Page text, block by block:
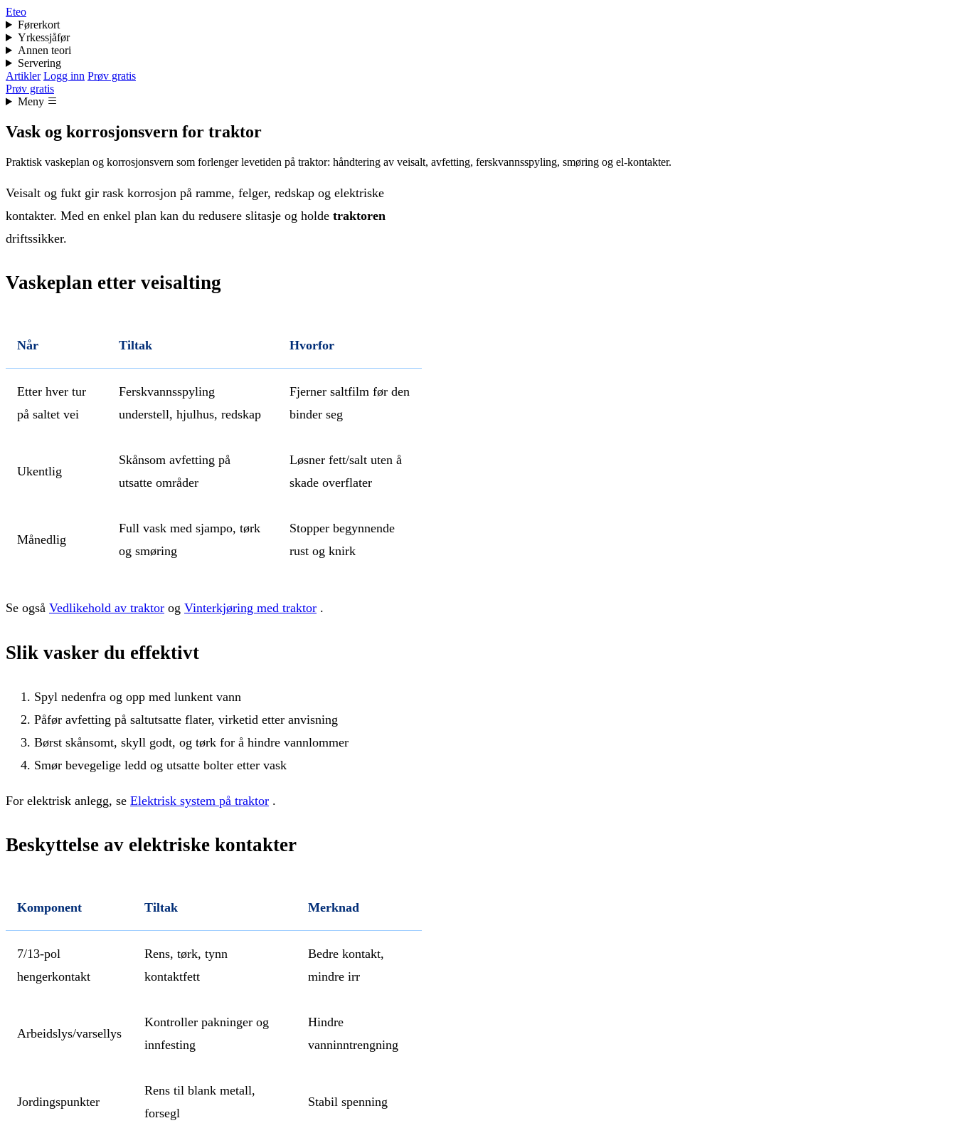
Eteo
Førerkort
Yrkessjåfør
Annen teori
Servering
Artikler Logg inn Prøv gratis
Prøv gratis
Meny
Vask og korrosjonsvern for traktor
Praktisk vaskeplan og korrosjonsvern som forlenger levetiden på traktor: håndtering av veisalt, avfetting, ferskvannsspyling, smøring og el‑kontakter.
Veisalt og fukt gir rask korrosjon på ramme, felger, redskap og elektriske
kontakter. Med en enkel plan kan du redusere slitasje og holde traktoren
driftssikker.
Vaskeplan etter veisalting
Når Tiltak Hvorfor
Etter hver tur
på saltet vei
Ferskvannsspyling
understell, hjulhus, redskap
Fjerner saltfilm før den
binder seg
Ukentlig
Skånsom avfetting på
utsatte områder
Løsner fett/salt uten å
skade overflater
Månedlig
Full vask med sjampo, tørk
og smøring
Stopper begynnende
rust og knirk
Se også Vedlikehold av traktor og Vinterkjøring med traktor .
Slik vasker du effektivt
Spyl nedenfra og opp med lunkent vann
Påfør avfetting på saltutsatte flater, virketid etter anvisning
Børst skånsomt, skyll godt, og tørk for å hindre vannlommer
Smør bevegelige ledd og utsatte bolter etter vask
For elektrisk anlegg, se Elektrisk system på traktor .
Beskyttelse av elektriske kontakter
Komponent Tiltak Merknad
7/13‑pol
hengerkontakt
Rens, tørk, tynn
kontaktfett
Bedre kontakt,
mindre irr
Arbeidslys/varsellys
Kontroller pakninger og
innfesting
Hindre
vanninntrengning
Jordingspunkter
Rens til blank metall,
forsegl
Stabil spenning